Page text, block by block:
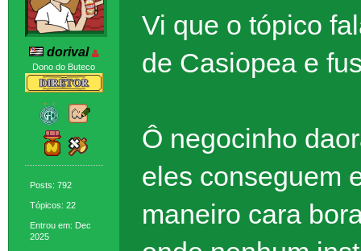
dorival
Dono do Buteco
Posts: 792
Tópicos: 22
Entrou em: Dec
2025
Vi que o tópico
de Casiopea e
Ô negocinho
eles conseguem
maneiro cara